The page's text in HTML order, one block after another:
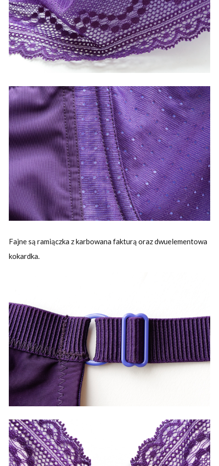
Fajne są ramiączka z karbowana fakturą oraz dwuelementowa
kokardka.